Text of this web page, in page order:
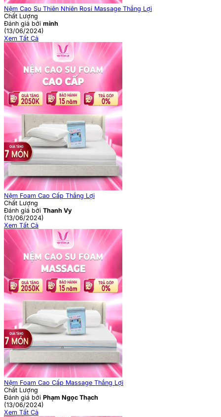
Nệm Cao Su Thiên Nhiên Rosi Massage Thắng Lợi
Chất Lượng
Đánh giá bởi minh
(13/06/2024)
Xem Tất Cả
Nệm Foam Cao Cấp Thắng Lợi
Chất Lượng
Đánh giá bởi Thanh Vy
(13/06/2024)
Xem Tất Cả
Nệm Foam Cao Cấp Massage Thắng Lợi
Chất Lượng
Đánh giá bởi Phạm Ngọc Thạch
(13/06/2024)
Xem Tất Cả